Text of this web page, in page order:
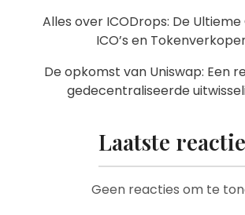
Alles over ICODrops: De
ICO’s en
De opkomst van Uniswap: Een
gedecentraliseerde
Laatste
Geen reacties om te